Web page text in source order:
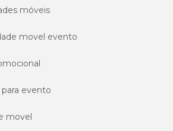
móveis
movel evento
evento
movel